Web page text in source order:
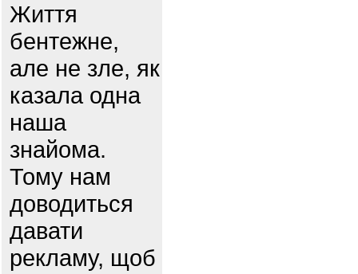
Життя
бентежне,
але не зле, як
казала одна
наша
знайома.
Тому нам
доводиться
давати
рекламу, щоб